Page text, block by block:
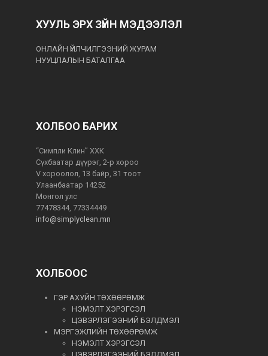
ХУУЛЬ ЭРХ ЗҮЙН МЭДЭЭЛЭЛ
ОНЛАЙН ҮЙЛЧИЛГЭЭНИЙ ЖУРАМ
НУУЦЛАЛЫН БАТАЛГАА
ХОЛБОО БАРИХ
“Симпли Клин” ХХК
Сүхбаатар дүүрэг, 2-р хороо
V хороолол, 13 байр, 31 тоот
Улаанбаатар 14252
Монгол улс
77478344, 77334449
info@simplyclean.mn
ХОЛБООС
ГЭР АХУЙН ТӨХӨӨРӨМЖ
НЭМЭЛТ ХЭРЭГСЭЛ
ЦЭВЭРЛЭГЭЭНИЙ БЭЛДМЭЛ
МЭРГЭЖЛИЙН ТӨХӨӨРӨМЖ
НЭМЭЛТ ХЭРЭГСЭЛ